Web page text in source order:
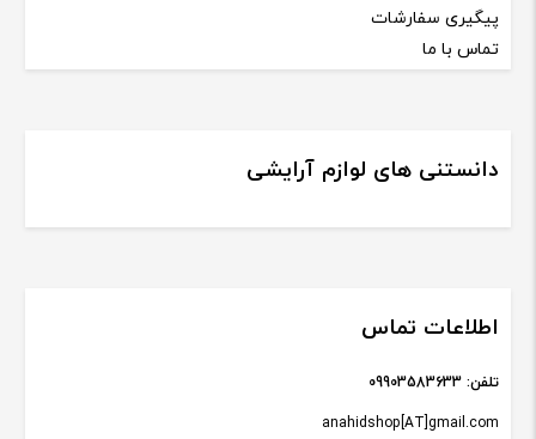
پیگیری سفارشات
تماس با ما
دانستنی های لوازم آرایشی
اطلاعات تماس
anahidshop[AT]gmail.com
تلفن: 09903583633